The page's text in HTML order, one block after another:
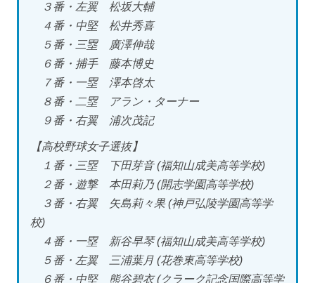
３番・左翼 松坂大輔
４番・中堅 松井秀喜
５番・三塁 廣澤伸哉
６番・捕手 藤本博史
７番・一塁 澤本啓太
８番・二塁 アラン・ターナー
９番・右翼 浦次茂記
【高校野球女子選抜】
１番・三塁 下田芽音 (福知山成美高等学校)
２番・遊撃 本田莉乃 (開志学園高等学校)
３番・右翼 矢島莉々果 (神戸弘陵学園高等学
校)
４番・一塁 新谷早琴 (福知山成美高等学校)
５番・左翼 三浦葉月 (花巻東高等学校)
６番・中堅 熊谷碧衣 (クラーク記念国際高等学